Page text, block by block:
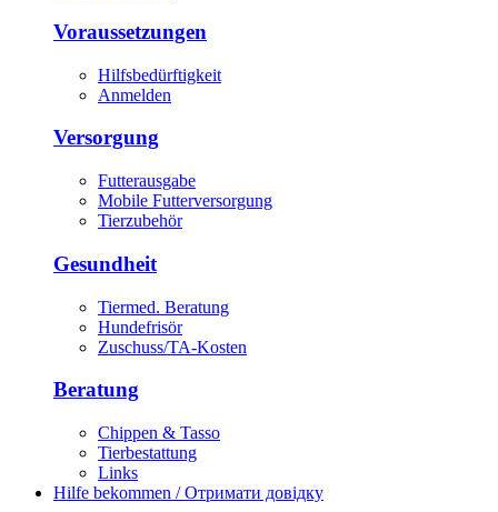
Voraussetzungen
Hilfsbedürftigkeit
Anmelden
Versorgung
Futterausgabe
Mobile Futterversorgung
Tierzubehör
Gesundheit
Tiermed. Beratung
Hundefrisör
Zuschuss/TA-Kosten
Beratung
Chippen & Tasso
Tierbestattung
Links
Hilfe bekommen / Отримати довідку